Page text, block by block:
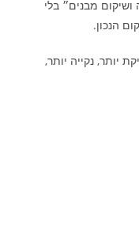
מבנים״ בלי
הנכון.
יותר, נקייה יותר,